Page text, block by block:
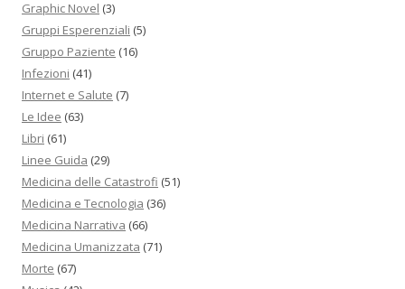
Graphic Novel (3)
Gruppi Esperenziali (5)
Gruppo Paziente (16)
Infezioni (41)
Internet e Salute (7)
Le Idee (63)
Libri (61)
Linee Guida (29)
Medicina delle Catastrofi (51)
Medicina e Tecnologia (36)
Medicina Narrativa (66)
Medicina Umanizzata (71)
Morte (67)